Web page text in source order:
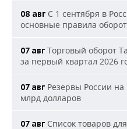
08 авг С 1 сентября в
основные правила
07 авг Торговый оборот
за первый квартал 2026
07 авг Резервы России на
млрд долларов
07 авг Список товаров